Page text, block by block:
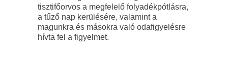
tisztifőorvos a megfelelő folyadékpótlásra,
a tűző nap kerülésére, valamint a
magunkra és másokra való odafigyelésre
hívta fel a figyelmet.